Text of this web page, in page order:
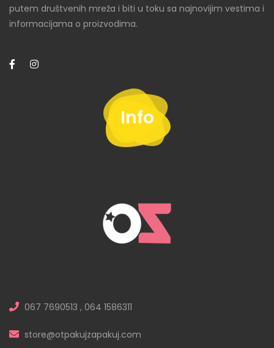
putem društvenih mreža i biti u toku sa najnovijim vestima i
informacijama o proizvodima.
Info
067 7690513 , 064 1586311
store@otpakujzapakuj.com